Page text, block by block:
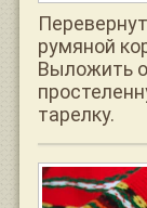
румяной
Выложить
тарелку.